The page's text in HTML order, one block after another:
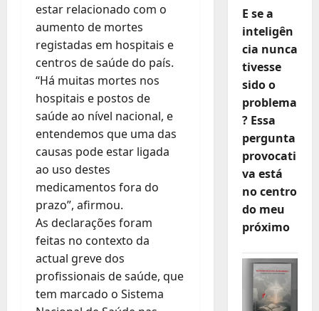
estar relacionado com o
aumento de mortes
registadas em hospitais e
centros de saúde do país.
“Há muitas mortes nos
hospitais e postos de
saúde ao nível nacional, e
entendemos que uma das
causas pode estar ligada
ao uso destes
medicamentos fora do
prazo”, afirmou.
As declarações foram
feitas no contexto da
actual greve dos
profissionais de saúde, que
tem marcado o Sistema
E se a
inteligên
cia nunca
tivesse
sido o
problema
? Essa
pergunta
provocati
va está
no centro
do meu
próximo